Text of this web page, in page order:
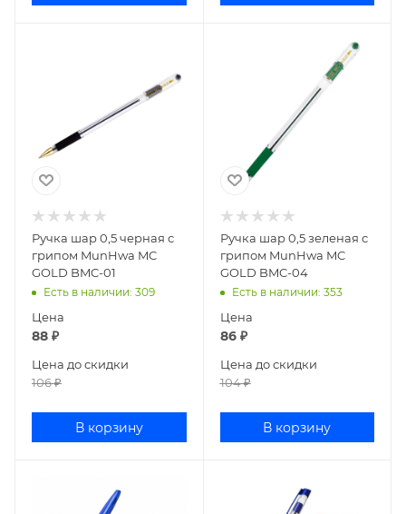
Ручка шар 0,5 черная с
грипом MunHwa MC
GOLD BMC-01
Есть в наличии: 309
Цена
88 ₽
Цена до скидки
106₽
В корзину
Ручка шар 0,5 зеленая с
грипом MunHwa MC
GOLD BMC-04
Есть в наличии: 353
Цена
86₽
Цена до скидки
104₽
В корзину